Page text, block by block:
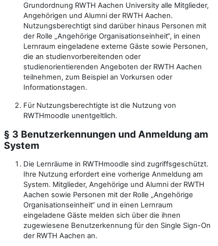
Grundordnung RWTH Aachen University alle Mitglieder,
Angehörigen und Alumni der RWTH Aachen.
Nutzungsberechtigt sind darüber hinaus Personen mit
der Rolle „Angehörige Organisationseinheit“, in einen
Lernraum eingeladene externe Gäste sowie Personen,
die an studienvorbereitenden oder
studienorientierenden Angeboten der RWTH Aachen
teilnehmen, zum Beispiel an Vorkursen oder
Informationstagen.
Für Nutzungsberechtigte ist die Nutzung von
RWTHmoodle unentgeltlich.
§ 3 Benutzerkennungen und Anmeldung am
System
Die Lernräume in RWTHmoodle sind zugriffsgeschützt.
Ihre Nutzung erfordert eine vorherige Anmeldung am
System. Mitglieder, Angehörige und Alumni der RWTH
Aachen sowie Personen mit der Rolle „Angehörige
Organisationseinheit“ und in einen Lernraum
eingeladene Gäste melden sich über die ihnen
zugewiesene Benutzerkennung für den Single Sign-On
der RWTH Aachen an.